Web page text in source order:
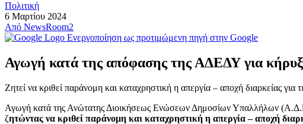
Πολιτική
6 Μαρτίου 2024
Από NewsRoom2
Ενεργοποίηση ως προτιμώμενη πηγή στην Google
Αγωγή κατά της απόφασης της ΑΔΕΔΥ για
Ζητεί να κριθεί παράνομη και καταχρηστική η απεργία – αποχή διαρκείας για
Αγωγή κατά της Ανώτατης Διοικήσεως Ενώσεων Δημοσίων Υπαλλήλων
ζητώντας να κριθεί παράνομη και καταχρηστική η απεργία – αποχή